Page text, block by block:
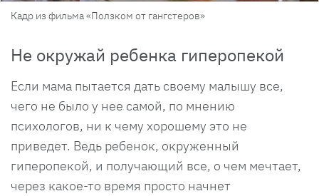
Кадр из фильма «Ползком от гангстеров»
Не окружай ребенка гиперопекой
Если мама пытается дать своему малышу все,
чего не было у нее самой, по мнению
психологов, ни к чему хорошему это не
приведет. Ведь ребенок, окруженный
гиперопекой, и получающий все, о чем мечтает,
через какое-то время просто начнет